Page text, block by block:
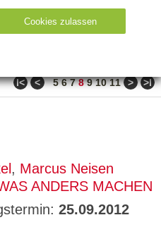
Bestseller
ǀ< < 5 6 7 8 9 10 11 > >ǀ
, Marcus Neisen
ANDERS MACHEN
25.09.2012
Cookies zulassen
Ty
des
auf der aktuellen
ge
T
P